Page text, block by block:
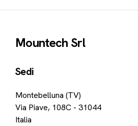
Mountech Srl
Sedi
Montebelluna (TV)
Via Piave, 108C - 31044
Italia